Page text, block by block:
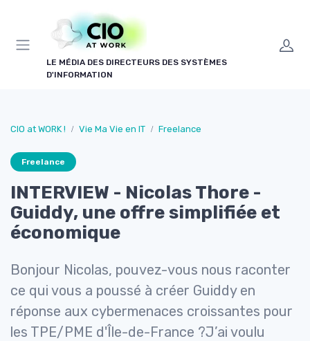
LE MÉDIA DES DIRECTEURS DES SYSTÈMES
D'INFORMATION
CIO at WORK ! Vie Ma Vie en IT Freelance
Freelance
INTERVIEW - Nicolas Thore -
Guiddy, une offre simplifiée et
économique
Bonjour Nicolas, pouvez-vous nous raconter
ce qui vous a poussé à créer Guiddy en
réponse aux cybermenaces croissantes pour
les TPE/PME d'Île-de-France ?J’ai voulu